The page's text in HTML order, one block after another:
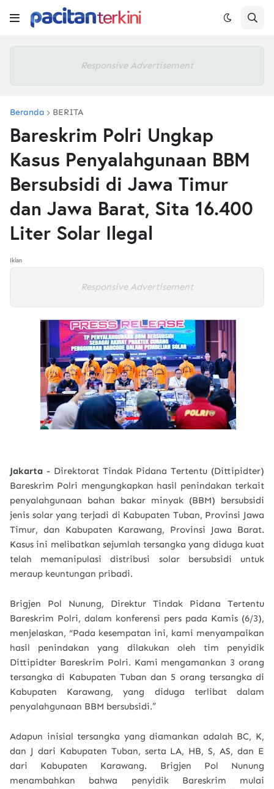
Responsive Advertisement
Beranda BERITA
Bareskrim Polri Ungkap
Kasus Penyalahgunaan BBM
Bersubsidi di Jawa Timur
dan Jawa Barat, Sita 16.400
Liter Solar Ilegal
Iklan
Responsive Advertisement
Jakarta - Direktorat Tindak Pidana Tertentu (Dittipidter)
Bareskrim Polri mengungkapkan hasil penindakan terkait
penyalahgunaan bahan bakar minyak (BBM) bersubsidi
jenis solar yang terjadi di Kabupaten Tuban, Provinsi Jawa
Timur, dan Kabupaten Karawang, Provinsi Jawa Barat.
Kasus ini melibatkan sejumlah tersangka yang diduga kuat
telah memanipulasi distribusi solar bersubsidi untuk
meraup keuntungan pribadi.
Brigjen Pol Nunung, Direktur Tindak Pidana Tertentu
Bareskrim Polri, dalam konferensi pers pada Kamis (6/3),
menjelaskan, “Pada kesempatan ini, kami menyampaikan
hasil penindakan yang dilakukan oleh tim penyidik
Dittipidter Bareskrim Polri. Kami mengamankan 3 orang
tersangka di Kabupaten Tuban dan 5 orang tersangka di
Kabupaten Karawang, yang diduga terlibat dalam
penyalahgunaan BBM bersubsidi.”
Adapun inisial tersangka yang diamankan adalah BC, K,
dan J dari Kabupaten Tuban, serta LA, HB, S, AS, dan E
dari Kabupaten Karawang. Brigjen Pol Nunung
menambahkan bahwa penyidik Bareskrim mulai